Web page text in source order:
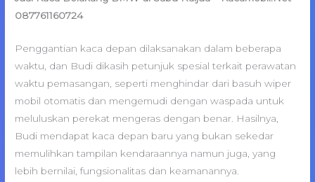
087761160724
Penggantian kaca depan dilaksanakan dalam beberapa
waktu, dan Budi dikasih petunjuk spesial terkait perawatan
waktu pemasangan, seperti menghindar dari basuh wiper
mobil otomatis dan mengemudi dengan waspada untuk
meluluskan perekat mengeras dengan benar. Hasilnya,
Budi mendapat kaca depan baru yang bukan sekedar
memulihkan tampilan kendaraannya namun juga, yang
lebih bernilai, fungsionalitas dan keamanannya.